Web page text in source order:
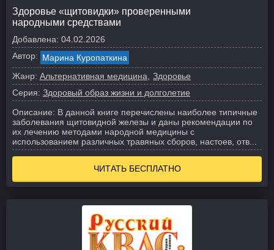
Здоровье «щитовидки» проверенными
народными средствами
Добавлена: 04.02.2026
Автор: Марина Куропаткина
Жанр: Альтернативная медицина
Здоровье
Серия: Здоровый образ жизни и долголетие
Описание: В данной книге перечислены наиболее типичные
заболевания щитовидной железы и даны рекомендации по
их лечению методами народной медицины с
использованием различных травяных сборов, настоев, отв...
ЧИТАТЬ БЕСПЛАТНО